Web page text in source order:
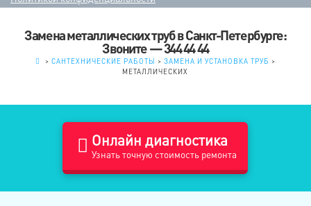
Замена металлических труб в Санкт-Петербурге:
Звоните — 344 44 44
> САНТЕХНИЧЕСКИЕ РАБОТЫ > ЗАМЕНА И УСТАНОВКА ТРУБ >
МЕТАЛЛИЧЕСКИХ
Онлайн диагностика
Узнать точную стоимость ремонта